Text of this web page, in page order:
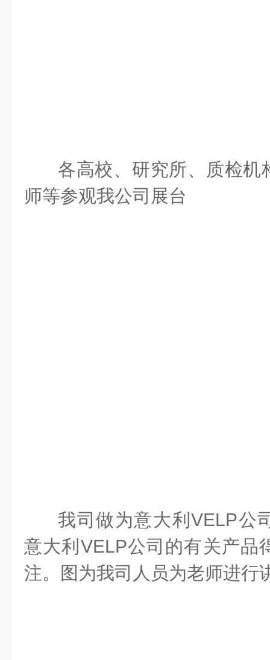
各高校、研究所、质检机
师等参观我公司展台
我司做为意大利VELP公
意大利VELP公司的有关产品
注。图为我司人员为老师进行